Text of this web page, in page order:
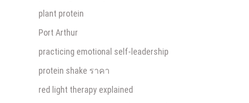
plant protein
Port Arthur
practicing emotional self-leadership
protein shake ราคา
red light therapy explained